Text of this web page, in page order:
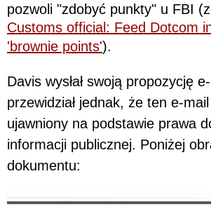
pozwoli "zdobyć punkty" u FBI
Customs official: Feed Dotcom
'brownie points').
Davis wysłał swoją propozycję
przewidział jednak, że ten e-
ujawniony na podstawie prawa
informacji publicznej. Poniżej
dokumentu: